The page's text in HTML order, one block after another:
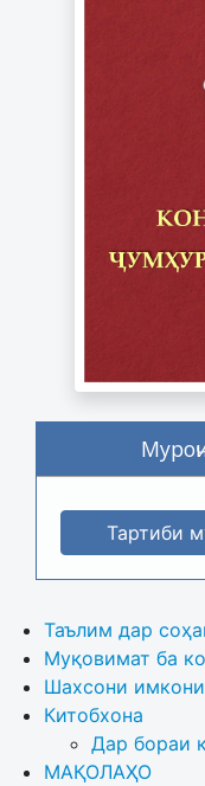
Тартиби
Таълим дар
Муқовимат ба
Шахсони
Китобхона
Дар бораи
МАҚОЛАҲО